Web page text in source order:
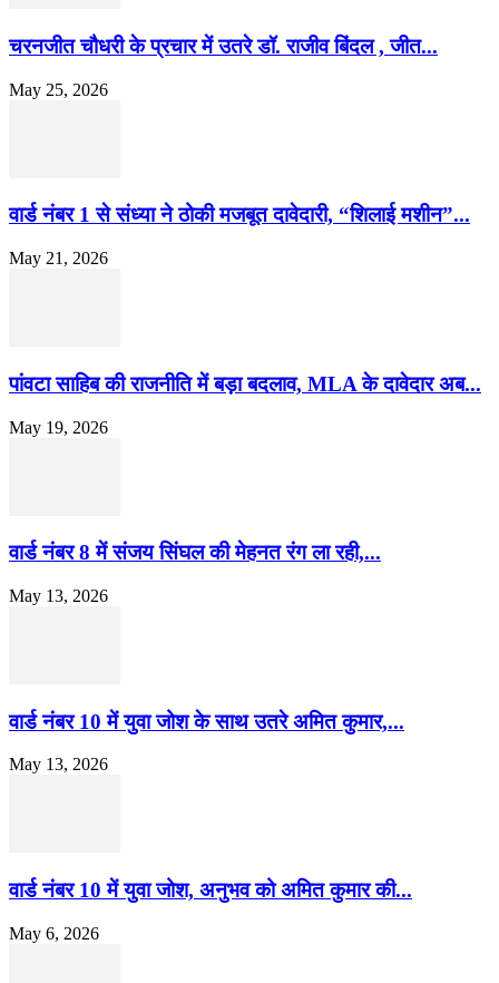
चरनजीत चौधरी के प्रचार में उतरे डॉ. राजीव बिंदल , जीत...
May 25, 2026
वार्ड नंबर 1 से संध्या ने ठोकी मजबूत दावेदारी, “शिलाई मशीन”...
May 21, 2026
पांवटा साहिब की राजनीति में बड़ा बदलाव, MLA के दावेदार अब...
May 19, 2026
वार्ड नंबर 8 में संजय सिंघल की मेहनत रंग ला रही,...
May 13, 2026
वार्ड नंबर 10 में युवा जोश के साथ उतरे अमित कुमार,...
May 13, 2026
वार्ड नंबर 10 में युवा जोश, अनुभव को अमित कुमार की...
May 6, 2026